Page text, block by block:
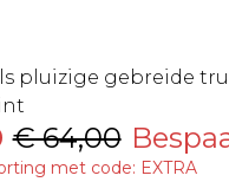
pluizige gebreide
€ 64,00
met code: EXTRA